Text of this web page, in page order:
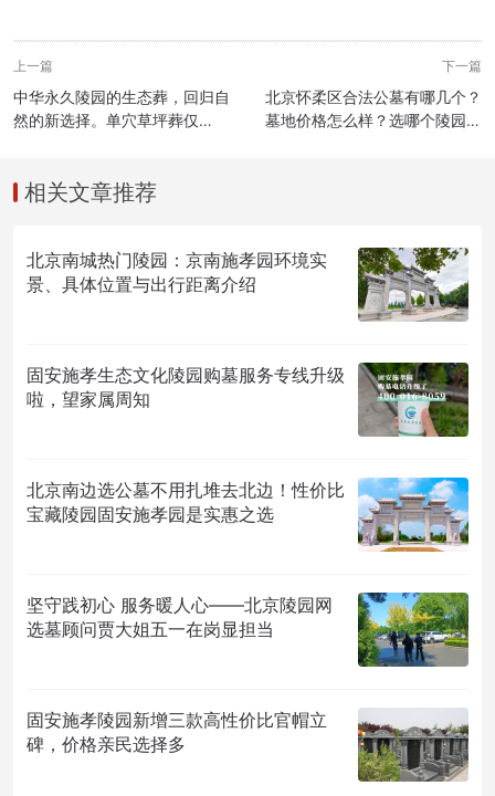
上一篇
中华永久陵园的生态葬，回归自
然的新选择。单穴草坪葬仅
下一篇
北京怀柔区合法公墓有哪几个？
墓地价格怎么样？选哪个陵园更
相关文章推荐
北京南城热门陵园：京南施孝园环境实
景、具体位置与出行距离介绍
固安施孝生态文化陵园购墓服务专线升级
啦，望家属周知
北京南边选公墓不用扎堆去北边！性价比
宝藏陵园固安施孝园是实惠之选
坚守践初心 服务暖人心——北京陵园网
选墓顾问贾大姐五一在岗显担当
固安施孝陵园新增三款高性价比官帽立
碑，价格亲民选择多